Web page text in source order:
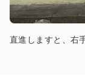
直進しますと、右